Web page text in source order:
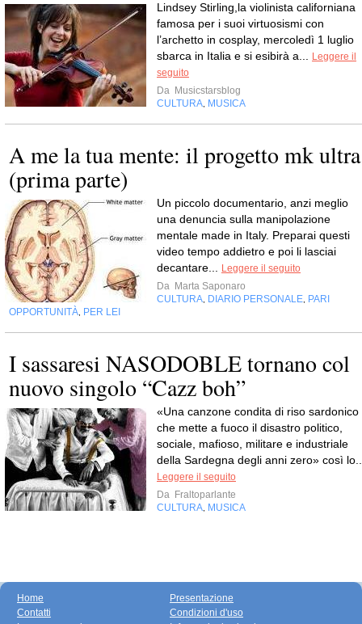
Lindsey Stirling,la violinista californiana
famosa per i suoi virtuosismi con
l’archetto in cosplay, mercoledì 1 luglio
sbarca in Italia e si esibirà a...
Leggere il
seguito
Da Musicstarsblog
CULTURA MUSICA
A me la tua mente: il progetto mk ultra
(prima parte)
Un piccolo documentario, anzi meglio
una denuncia sulla manipolazione
mentale made in Italy. Preparai questi
video tempo addietro e poi li lasciai
decantare...
Leggere il seguito
Da Marta Saponaro
CULTURA DIARIO PERSONALE PARI
OPPORTUNITÀ PER LEI
I sassaresi NASODOBLE tornano col
nuovo singolo “Cazz boh”
«Una canzone condita di riso sardonico
che mette a fuoco il disastro politico,
sociale, mafioso, militare e industriale
della Sardegna degli anni zero» così
Leggere il seguito
Da Fraltoparlante
CULTURA MUSICA
Home
Contatti
Presentazione
Condizioni d'uso